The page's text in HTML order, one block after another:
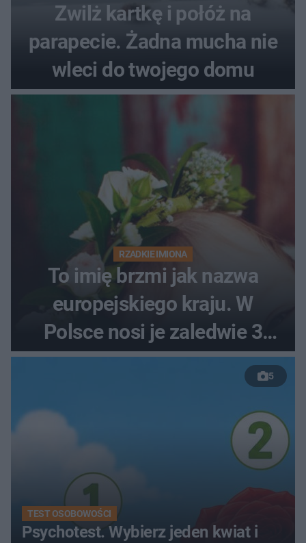
Zwilż kartkę i połóż na
parapecie. Żadna mucha nie
wleci do twojego domu
RZADKIE IMIONA
To imię brzmi jak nazwa
europejskiego kraju. W
Polsce nosi je zaledwie 3
kobiety
5
TEST OSOBOWOŚCI
Psychotest. Wybierz jeden kwiat i